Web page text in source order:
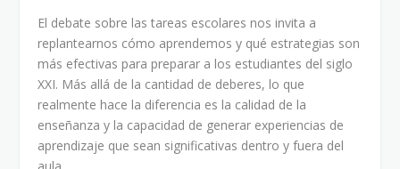
El debate sobre las tareas escolares nos invita a
replantearnos cómo aprendemos y qué estrategias son
más efectivas para preparar a los estudiantes del siglo
XXI. Más allá de la cantidad de deberes, lo que
realmente hace la diferencia es la calidad de la
enseñanza y la capacidad de generar experiencias de
aprendizaje que sean significativas dentro y fuera del